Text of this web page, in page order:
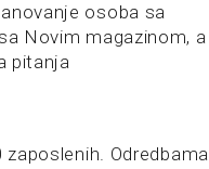
osoba sa
Novim magazinom, a
pitanja
Odredbama